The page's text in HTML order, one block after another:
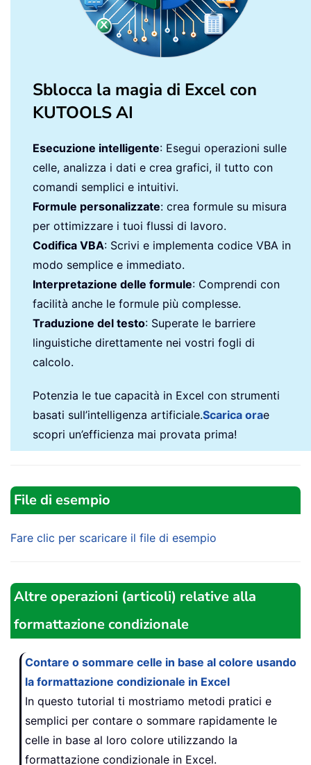
Sblocca la magia di Excel con
KUTOOLS AI
Esecuzione intelligente: Esegui operazioni sulle
celle, analizza i dati e crea grafici, il tutto con
comandi semplici e intuitivi.
Formule personalizzate: crea formule su misura
per ottimizzare i tuoi flussi di lavoro.
Codifica VBA: Scrivi e implementa codice VBA in
modo semplice e immediato.
Interpretazione delle formule: Comprendi con
facilità anche le formule più complesse.
Traduzione del testo: Superate le barriere
linguistiche direttamente nei vostri fogli di
calcolo.
Potenzia le tue capacità in Excel con strumenti
basati sull’intelligenza artificiale.Scarica orae
scopri un’efficienza mai provata prima!
File di esempio
Fare clic per scaricare il file di esempio
Altre operazioni (articoli) relative alla
formattazione condizionale
Contare o sommare celle in base al colore usando
la formattazione condizionale in Excel
In questo tutorial ti mostriamo metodi pratici e
semplici per contare o sommare rapidamente le
celle in base al loro colore utilizzando la
formattazione condizionale in Excel.